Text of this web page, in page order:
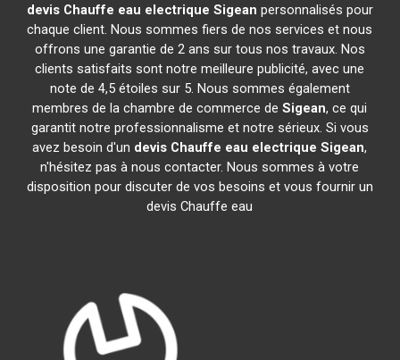
devis Chauffe eau electrique Sigean personnalisés pour
chaque client. Nous sommes fiers de nos services et nous
offrons une garantie de 2 ans sur tous nos travaux. Nos
clients satisfaits sont notre meilleure publicité, avec une
note de 4,5 étoiles sur 5. Nous sommes également
membres de la chambre de commerce deSigean, ce qui
garantit notre professionnalisme et notre sérieux. Si vous
avez besoin d'un devis Chauffe eau electrique Sigean,
n'hésitez pas à nous contacter. Nous sommes à votre
disposition pour discuter de vos besoins et vous fournir un
devis Chauffe eau